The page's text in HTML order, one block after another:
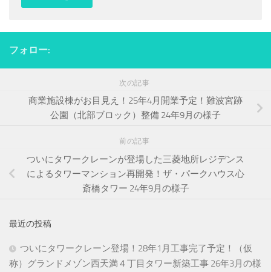
フォロー:
次の記事
商業施設棟がお目見え！25年4月開業予定！難波宮跡
公園（北部ブロック）整備 24年9月の様子
前の記事
ついにタワークレーンが登場した三菱地所レジデンス
によるタワーマンション再開発！ザ・パークハウス心
斎橋タワー 24年9月の様子
最近の投稿
ついにタワークレーン登場！28年1月工事完了予定！（仮
称）グランドメゾン西天満４丁目タワー新築工事 26年3月の様